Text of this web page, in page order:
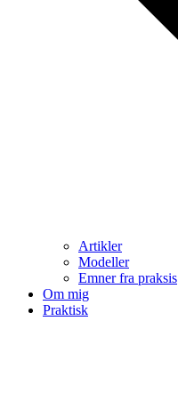
Artikler
Modeller
Emner fra praksis
Om mig
Praktisk